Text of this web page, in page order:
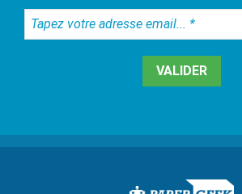
Tapez
votre